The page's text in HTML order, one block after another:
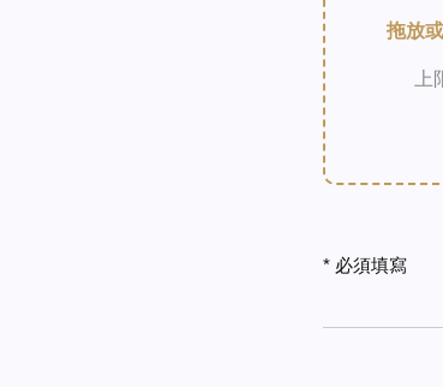
拖放
* 必須填寫